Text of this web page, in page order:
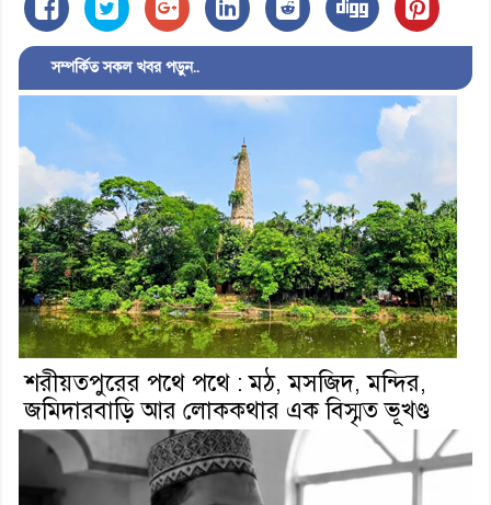
সম্পর্কিত সকল খবর পড়ুন..
শরীয়তপুরের পথে পথে : মঠ, মসজিদ, মন্দির,
জমিদারবাড়ি আর লোককথার এক বিস্মৃত ভূখণ্ড